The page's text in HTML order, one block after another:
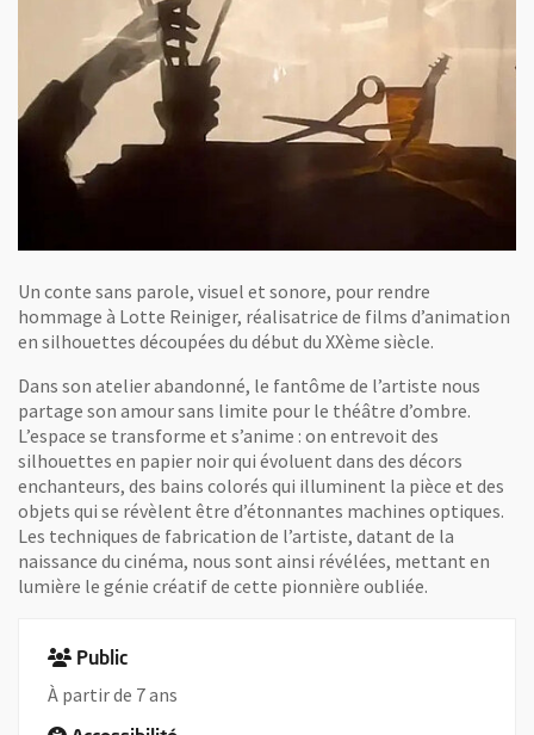
Un conte sans parole, visuel et sonore, pour rendre
hommage à Lotte Reiniger, réalisatrice de films d’animation
en silhouettes découpées du début du XXème siècle.
Dans son atelier abandonné, le fantôme de l’artiste nous
partage son amour sans limite pour le théâtre d’ombre.
L’espace se transforme et s’anime : on entrevoit des
silhouettes en papier noir qui évoluent dans des décors
enchanteurs, des bains colorés qui illuminent la pièce et des
objets qui se révèlent être d’étonnantes machines optiques.
Les techniques de fabrication de l’artiste, datant de la
naissance du cinéma, nous sont ainsi révélées, mettant en
lumière le génie créatif de cette pionnière oubliée.
Public
À partir de 7 ans